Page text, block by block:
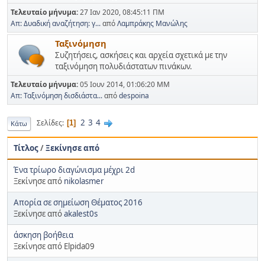
Τελευταίο μήνυμα:27 Ιαν 2020, 08:45:11 ΠΜ
Απ: Δυαδική αναζήτηση: γ...απόΛαμπράκης Μανώλης
Ταξινόμηση
Συζητήσεις, ασκήσεις και αρχεία σχετικά με την
ταξινόμηση πολυδιάστατων πινάκων.
Τελευταίο μήνυμα:05 Ιουν 2014, 01:06:20 ΜΜ
Απ: Ταξινόμηση δισδιάστα...απόdespoina
Κάτω Σελίδες 1 2 3 4
Τίτλος/Ξεκίνησε από
Ένα τρίωρο διαγώνισμα μέχρι 2d
Ξεκίνησε από nikolasmer
Απορία σε σημείωση Θέματος 2016
Ξεκίνησε απόakalest0s
άσκηση βοήθεια
Ξεκίνησε από Elpida09